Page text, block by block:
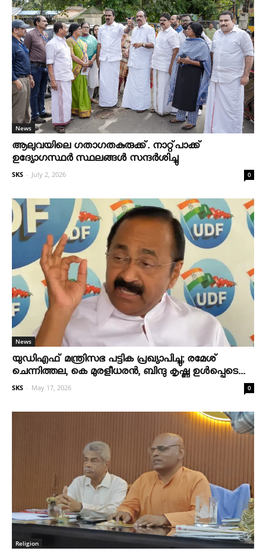
News
ആലുവയിലെ ഗതാഗതകുരുക്ക്. നാറ്റ്പാക്ക്
ഉദ്യോഗസ്ഥർ സ്ഥലങ്ങൾ സന്ദർശിച്ചു
SKS - July 2, 2026 0
News
യുഡിഎഫ് മന്ത്രിസഭ പട്ടിക പ്രഖ്യാപിച്ചു; രമേശ്
ചെന്നിത്തല, കെ മുരളീധരന്‍, ബിന്ദു കൃഷ്ണ ഉള്‍പ്പെടെ...
SKS - May 17, 2026 0
Religion